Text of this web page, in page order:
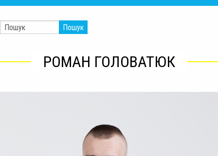
Пошук
РОМАН ГОЛОВАТЮК